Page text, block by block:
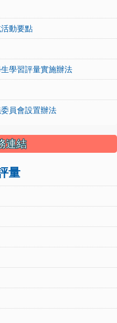
動要點
學習評量實施辦法
員會設置辦法
連結
量